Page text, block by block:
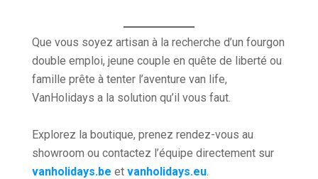
Que vous soyez artisan à la recherche d’un fourgon
double emploi, jeune couple en quête de liberté ou
famille prête à tenter l’aventure van life,
VanHolidays a la solution qu’il vous faut.
Explorez la boutique, prenez rendez-vous au
showroom ou contactez l’équipe directement sur
vanholidays.be et vanholidays.eu.